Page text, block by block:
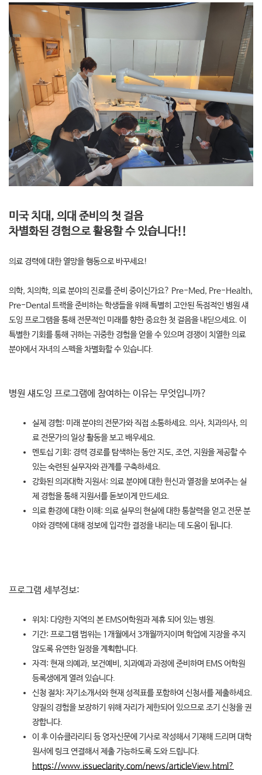
미국 치대, 의대 준비의 첫 걸음
차별화된 경험으로 활용할 수 있습니다!!
의료 경력에 대한 열망을 행동으로 바꾸세요!
의학, 치의학, 의료 분야의 진로를 준비 중이신가요? Pre-Med, Pre-Health,
Pre-Dental 트랙을 준비하는 학생들을 위해 특별히 고안된 독점적인 병원 섀
도잉 프로그램을 통해 전문적인 미래를 향한 중요한 첫 걸음을 내딛으세요. 이
특별한 기회를 통해 귀하는 귀중한 경험을 얻을 수 있으며 경쟁이 치열한 의료
분야에서 자녀의 스펙을 차별화할 수 있습니다.
병원 섀도잉 프로그램에 참여하는 이유는 무엇입니까?
실제 경험: 미래 분야의 전문가와 직접 소통하세요. 의사, 치과의사, 의
료 전문가의 일상 활동을 보고 배우세요.
멘토십 기회: 경력 경로를 탐색하는 동안 지도, 조언, 지원을 제공할 수
있는 숙련된 실무자와 관계를 구축하세요.
강화된 의과대학 지원서: 의료 분야에 대한 헌신과 열정을 보여주는 실
제 경험을 통해 지원서를 돋보이게 만드세요.
의료 환경에 대한 이해: 의료 실무의 현실에 대한 통찰력을 얻고 전문 분
야와 경력에 대해 정보에 입각한 결정을 내리는 데 도움이 됩니다.
프로그램 세부정보:
위치: 다양한 지역의 본 EMS어학원과 제휴 되어 있는 병원.
기간: 프로그램 범위는 1개월에서 3개월까지이며 학업에 지장을 주지
않도록 유연한 일정을 계획합니다.
자격: 현재 의예과, 보건예비, 치과예과 과정에 준비하며 EMS 어학원
등록생에게 열려 있습니다.
신청 절차: 자기소개서와 현재 성적표를 포함하여 신청서를 제출하세요.
양질의 경험을 보장하기 위해 자리가 제한되어 있으므로 조기 신청을 권
장합니다.
이 후 이슈클라리티 등 영자신문에 기사로 작성해서 기재해 드리며 대학
원서에 링크 연결해서 제출 가능하도록 도와 드립니다.
https://www.issueclarity.com/news/articleView.html?